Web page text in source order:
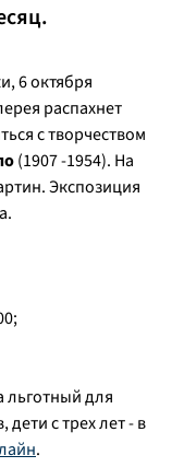
6 октября
распахнет
с творчеством
(1907 -1954). На
Экспозиция
льготный для
с трех лет - в
.